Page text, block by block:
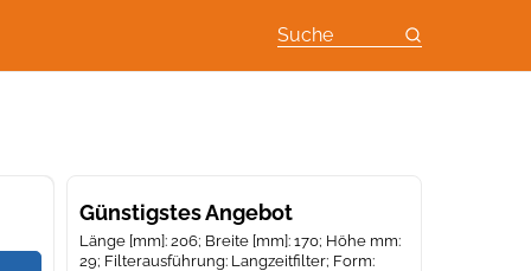
Suche
Günstigstes Angebot
Länge [mm]: 206; Breite [mm]: 170; Höhe mm:
29; Filterausführung: Langzeitfilter; Form: